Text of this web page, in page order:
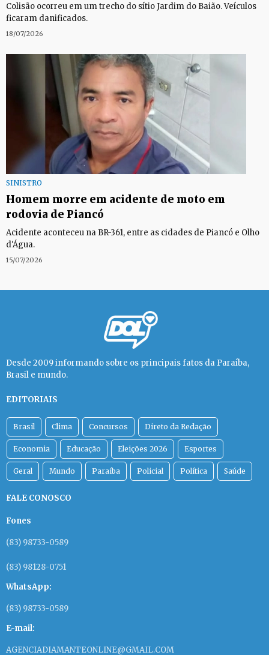
Colisão ocorreu em um trecho do sítio Jardim do Baião. Veículos
ficaram danificados.
18/07/2026
SINISTRO
Homem morre em acidente de moto em
rodovia de Piancó
Acidente aconteceu na BR-361, entre as cidades de Piancó e Olho
d'Água.
15/07/2026
Desde 2009 informando sobre os principais fatos da Paraíba,
Brasil e mundo.
EDITORIAIS
Brasil Clima Concursos Direto da Redação
Economia Educação Eleições 2026 Esportes
Geral Mundo Paraíba Policial Política Saúde
FALE CONOSCO
Fones
(83) 98733-0589
(83) 98128-0751
WhatsApp:
(83) 98733-0589
E-mail:
AGENCIADIAMANTEONLINE@GMAIL.COM